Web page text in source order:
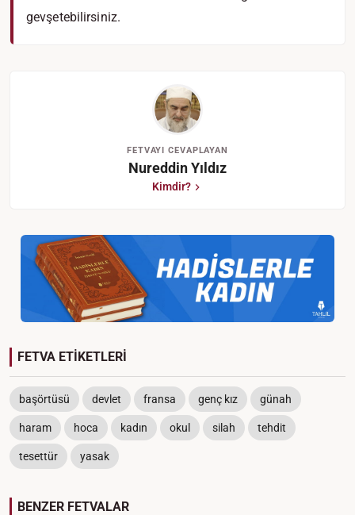
gevşetebilirsiniz.
FETVAYI CEVAPLAYAN
Nureddin Yıldız
Kimdir?
FETVA ETİKETLERİ
başörtüsü devlet fransa genç kız günah
haram hoca kadın okul silah tehdit
tesettür yasak
BENZER FETVALAR